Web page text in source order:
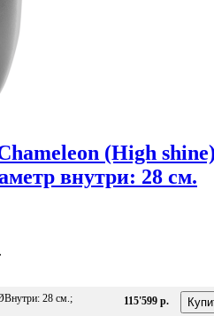
(High
внутри: 28 см.
28 см.;
115'599 р.